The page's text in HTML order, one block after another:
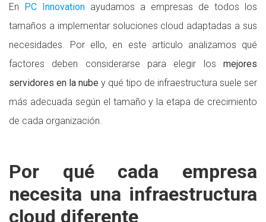
En PC Innovation ayudamos a empresas de todos los
tamaños a implementar soluciones cloud adaptadas a sus
necesidades. Por ello, en este artículo analizamos qué
factores deben considerarse para elegir los mejores
servidores en la nube y qué tipo de infraestructura suele ser
más adecuada según el tamaño y la etapa de crecimiento
de cada organización.
Por qué cada empresa
necesita una infraestructura
cloud diferente